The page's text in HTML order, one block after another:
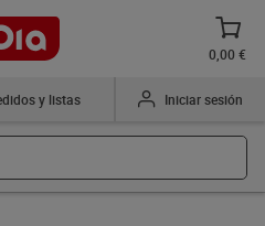
0,00 €
y listas Iniciar sesión